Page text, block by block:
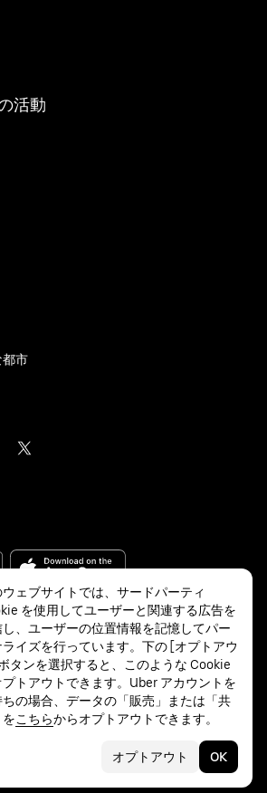
活動
都市
Inc.
ウェブサイトでは、サードパーティ
を使用してユーザーと関連する広告を
し、ユーザーの位置情報を記憶してパー
ライズを行っています。下の [オプトアウ
タンを選択すると、このような Cookie
プトアウトできます。Uber アカウントを
ちの場合、データの「販売」または「共
こちらからオプトアウトできます。
オプトアウト OK